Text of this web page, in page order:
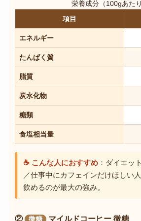
栄養成分（100gあたり
項目
エネルギー
たんぱく質
脂質
炭水化物
糖類
食塩相当量
☕ こんな人におすすめ：ダイエッ
／仕事中にカフェインだけほしい
飲めるのが最大の強み。
② 微糖 マイルドコーヒー 微糖